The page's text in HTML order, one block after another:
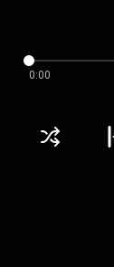
0:00